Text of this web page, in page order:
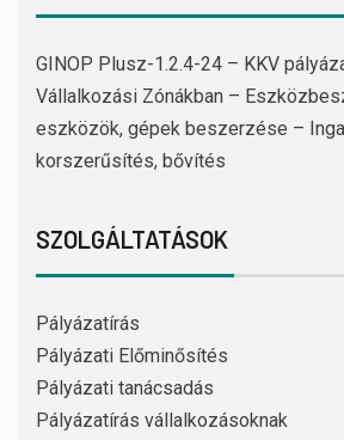
GINOP Plusz-1.2.4-24 – KKV
Vállalkozási Zónákban –
eszközök, gépek beszerzése –
korszerűsítés, bővítés
SZOLGÁLTATÁSOK
Pályázatírás
Pályázati Előminősítés
Pályázati tanácsadás
Pályázatírás vállalkozásoknak